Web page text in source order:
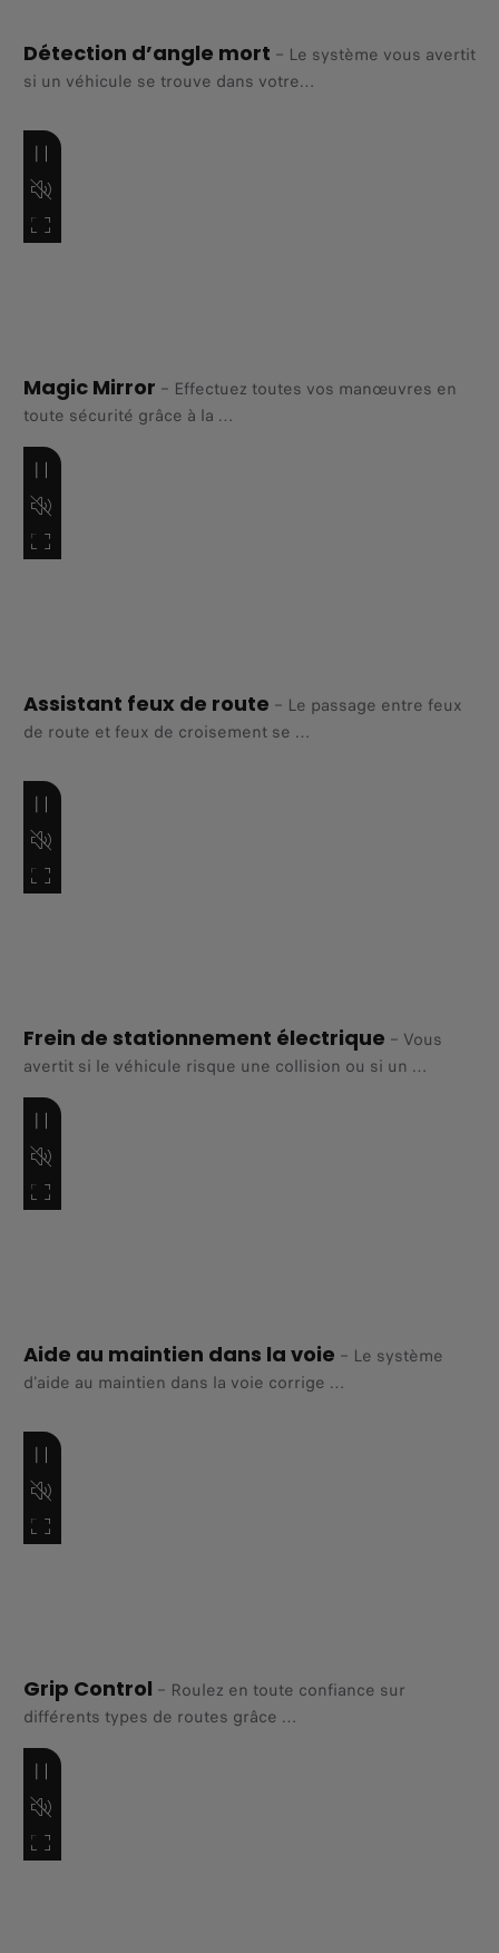
Détection d’angle mort – Le système vous avertit
si un véhicule se trouve dans votre
near
your vehicle's blind spot zones. ​
Magic Mirror​ – Effectuez toutes vos manœuvres en
toute sécurité grâce à la
vision dynamique à 3 points de vue provenant de 2
caméras
différentes.
Assistant feux de route – Le passage entre feux
de route et feux de croisement se
de véhicules approchant.
Frein de stationnement électrique – Vous
avertit si le véhicule risque une collision ou si un
piéton traverse votre trajectoire, et peut même réduire la
vitesse pour éviter un accident.
Aide au maintien dans la voie – Le système
d'aide au maintien dans la voie corrige
accidentellement votre voie, vous maintenant en sécurité
sur la route.
Grip Control – Roulez en toute confiance sur
différents types de routes grâce
à un système de contrôle de traction conçu pour
s’adapter aux
conditions changeantes et vous soutenir au quotidien.​